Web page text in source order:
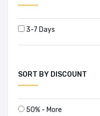
3-7 Days
SORT BY DISCOUNT
50% - More